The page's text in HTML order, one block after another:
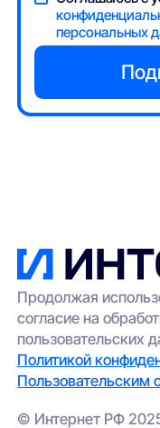
персональных
Продолжая
согласие на
пользовательских
Политикой
Пользовательским
© Интернет РФ